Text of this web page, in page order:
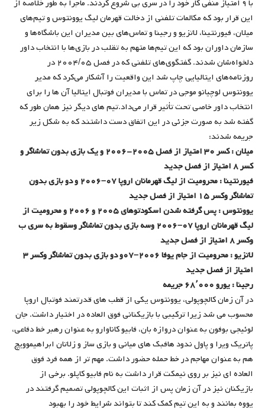
با ۹ امتیاز منفی کار خود را در سری بی شروع کردند. ماجرا به طور خلاصه از
این قرار بود که مکالمات تلفنی از دخالت قهرمان لیگ یوونتوس و تیم‌های
میلان، فیورنتینا، لاتزیو و رجینا و تماس‌های بین مدیران این باشگاه‌ها و
سازمان داوران بود که این تیم‌ها متهم به تقلب در بازی‌ها با انتخاب داور
دلخواه‌شان شدند. گفتگوی‌های تلفنی که در فصل ۲۰۰۴/۰۵ در
روزنامه‌های ایتالیایی چاپ شد این واقعیت را آشکار می‌کرد که مدیر
یوونتوس لوچیانو موجی در تماس با مدیران فوتبال ایتالیا آن ها را برای
انتخاب داور خاصی تحت تأثیر قرار می‌داد.تیم های دیگر نیز همان طور که
گفته شد به صورت جزئی در این اتفاق دست داشتند که به شکل زیر
جریمه شدند:
میلان : کسر ۳۰ امتیاز از فصل ۲۰۰۵-۲۰۰۶ و یک بازی بدون تماشاگر و
کسر ۸ امتیاز از فصل جدید
فیورنتینا : محرومیت از لیگ قهرمانان اروپا ۰۷–۲۰۰۶ و دو بازی بدون
تماشاگر وکسر ۱۵ امتیاز از فصل جدید
یوونتوس : پس گرفته شدن اسکودتوهای ۲۰۰۵ و ۲۰۰۶ و محرومیت از
لیگ قهرمانان اروپا ۰۷–۲۰۰۶ وسه بازی بدون تماشاگر وسقوط به سری ب
وکسر ۸ امتیاز از فصل جدید
لاتزیو : محرومیت از جام یوفا ۲۰۰۶–۰۷و دو بازی بدون تماشاگر وکسر ۳
امتیاز از فصل جدید
رجینا : یورو ۶۸٬۰۰۰ جریمه
در آن زمان کالچوپولی، یوونتوس یکی از قطب های قدرتمند فوتبال اروپا
محسوب می شد زیرا ترکیبی با بازیکنانی فوق العاده در اختیار داشت. جان
‌لوئیجی بوفون به عنوان دروازه بان، فابیو کاناوارو به عنوان رهبر خط دفاعی،
پاتریک ویرا و پاول ندود هافبک های میانی و بازی ساز و زلاتان ابراهیموویچ
هم به عنوان مهاجم در خط حمله حضور داشت. مهم تر از همه فرد فوق
العاده ای نیز بر روی نیمکت قرار داشت به نام فابیو کاپلو. برخی از
بازیکنان نیز در آن زمان پس از اثبات این کالچوپولی تصمیم گرفتند در
یووه بمانند و به این تیم کمک کند تا بتواند شرایط خود را بهبود